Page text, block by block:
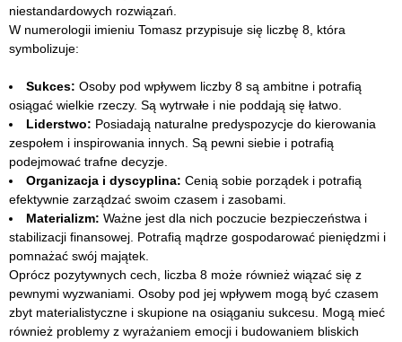
niestandardowych rozwiązań.
W numerologii imieniu Tomasz przypisuje się liczbę 8, która
symbolizuje:
Sukces: Osoby pod wpływem liczby 8 są ambitne i potrafią
osiągać wielkie rzeczy. Są wytrwałe i nie poddają się łatwo.
Liderstwo: Posiadają naturalne predyspozycje do kierowania
zespołem i inspirowania innych. Są pewni siebie i potrafią
podejmować trafne decyzje.
Organizacja i dyscyplina: Cenią sobie porządek i potrafią
efektywnie zarządzać swoim czasem i zasobami.
Materializm: Ważne jest dla nich poczucie bezpieczeństwa i
stabilizacji finansowej. Potrafią mądrze gospodarować pieniędzmi i
pomnażać swój majątek.
Oprócz pozytywnych cech, liczba 8 może również wiązać się z
pewnymi wyzwaniami. Osoby pod jej wpływem mogą być czasem
zbyt materialistyczne i skupione na osiąganiu sukcesu. Mogą mieć
również problemy z wyrażaniem emocji i budowaniem bliskich